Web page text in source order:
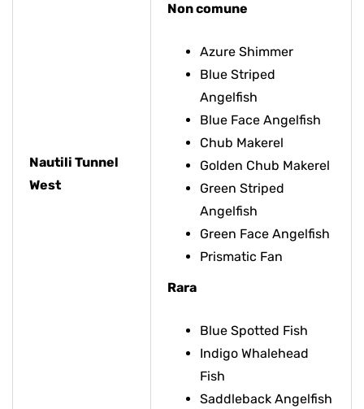
Nautili Tunnel
West
Non comune
Azure Shimmer
Blue Striped
Angelfish
Blue Face Angelfish
Chub Makerel
Golden Chub Makerel
Green Striped
Angelfish
Green Face Angelfish
Prismatic Fan
Rara
Blue Spotted Fish
Indigo Whalehead
Fish
Saddleback Angelfish